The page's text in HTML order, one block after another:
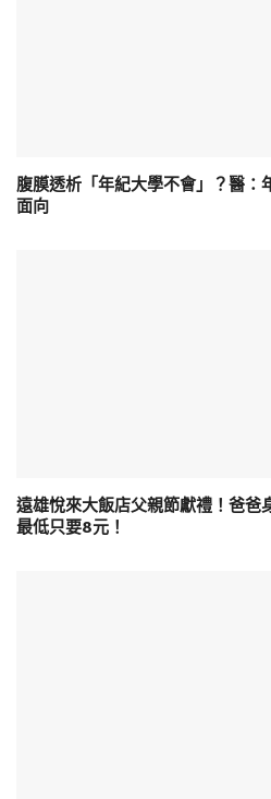
腹膜透析「年紀大學不會」？醫
面向
遠雄悅來大飯店父親節獻禮！爸爸
最低只要8元！